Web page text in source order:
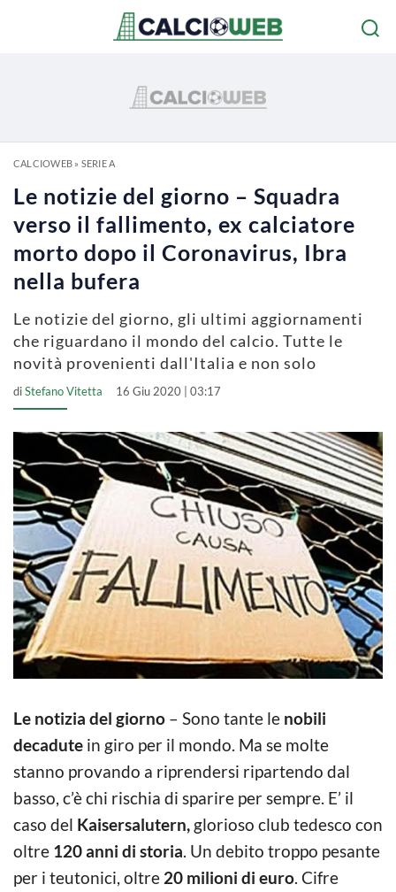
CALCIOWEB» SERIE A
Le notizie del giorno – Squadra
verso il fallimento, ex calciatore
morto dopo il Coronavirus, Ibra
nella bufera
Le notizie del giorno, gli ultimi aggiornamenti
che riguardano il mondo del calcio. Tutte le
novità provenienti dall'Italia e non solo
diStefano Vitetta 16 Giu 2020 | 03:17
Le notizia del giorno – Sono tante le nobili
decadute in giro per il mondo. Ma se molte
stanno provando a riprendersi ripartendo dal
basso, c’è chi rischia di sparire per sempre. E’ il
caso del Kaisersalutern, glorioso club tedesco con
oltre 120 anni di storia. Un debito troppo pesante
per i teutonici, oltre 20 milioni di euro. Cifre